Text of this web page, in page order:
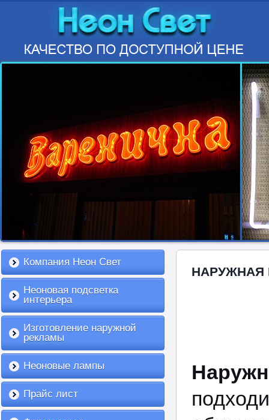
Компания Неон Свет
Неоновая подсветка
интерьера
Изготовление наружной
рекламы
Неоновые лампы
Прайс лист
НАРУЖНАЯ